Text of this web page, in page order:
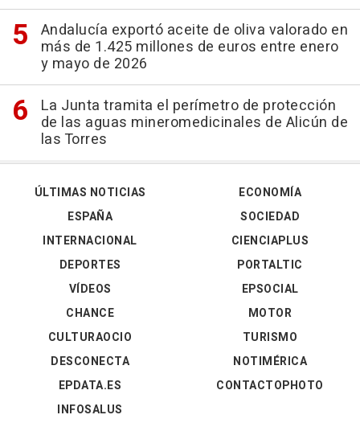
Andalucía exportó aceite de oliva valorado en
más de 1.425 millones de euros entre enero
y mayo de 2026
La Junta tramita el perímetro de protección
de las aguas mineromedicinales de Alicún de
las Torres
ÚLTIMAS NOTICIAS
ESPAÑA
INTERNACIONAL
DEPORTES
VÍDEOS
ECONOMÍA
SOCIEDAD
CIENCIAPLUS
PORTALTIC
EPSOCIAL
CHANCE
CULTURAOCIO
DESCONECTA
EPDATA.ES
INFOSALUS
MOTOR
TURISMO
NOTIMÉRICA
CONTACTOPHOTO